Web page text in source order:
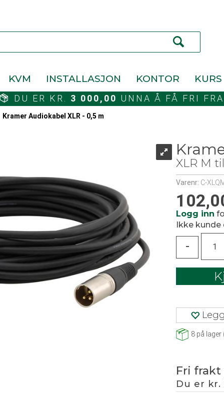
KVM INSTALLASJON KONTOR KURS
DU ER KR. 3 000,00 UNNA Å FÅ FRI
Kramer Audiokabel XLR - 0,5 m
XLR M
Varenr: C-
Logg inn
Ikke kunde
-
8 på lager
Fri frakt
Du er kr.